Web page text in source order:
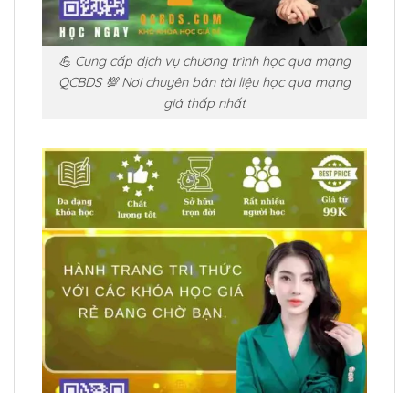
💪 Cung cấp dịch vụ chương trình học qua mạng
QCBDS 💯 Nơi chuyên bán tài liệu học qua mạng
giá thấp nhất